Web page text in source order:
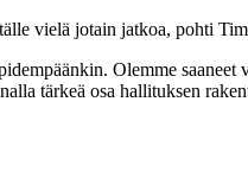
vielä jotain jatkoa, pohti
Olemme
tärkeä osa hallituksen